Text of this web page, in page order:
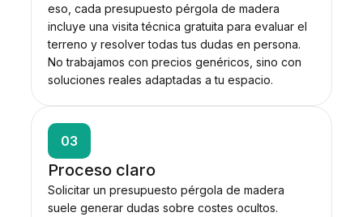
eso, cada presupuesto pérgola de madera
incluye una visita técnica gratuita para evaluar el
terreno y resolver todas tus dudas en persona.
No trabajamos con precios genéricos, sino con
soluciones reales adaptadas a tu espacio.
03
Proceso claro
Solicitar un presupuesto pérgola de madera
suele generar dudas sobre costes ocultos.